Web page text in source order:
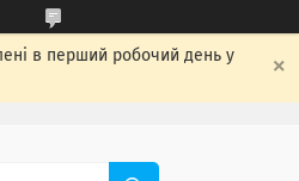
в перший робочий день у